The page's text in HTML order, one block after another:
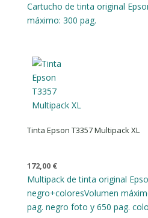
Cartucho de tinta original
máximo: 300 pag.
Tinta Epson T3357 Multipack XL
172,00 €
Multipack de tinta original
negro+coloresVolumen
pag. negro foto y 650 pag.